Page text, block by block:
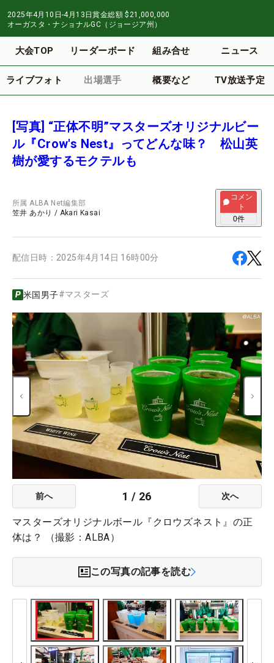
2025年4月10日-4月13日賞金総額 $21,000,000
オーガスタ・ナショナルGC（ジョージア州）
大会TOP リーダーボード 組み合せ ニュース
ライブフォト 出場選手 概要など TV放送予定
[写真] “正体不明”マスターズオリジナルビー
ル『Crow's Nest』ってどんな味？ 松山英
樹が愛するモクテルも
所属ALBA Net編集部
笠井 あかり / Akari Kasai
コメン
ト
0件
配信日時： 2025年4月14日 16時00分
米国男子#マスターズ
前へ 1 / 26 次へ
マスターズオリジナルボール『クロウズネスト』の正
体は？ （撮影：ALBA）
この写真の記事を読む